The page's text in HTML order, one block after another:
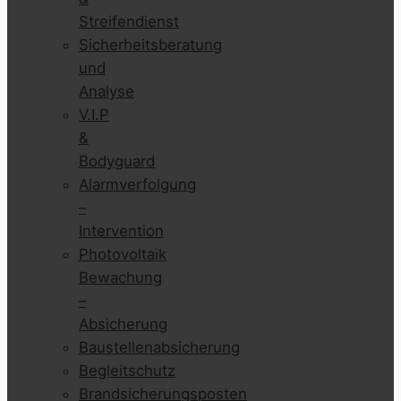
Streifendienst
Sicherheitsberatung
und
Analyse
V.I.P
&
Bodyguard
Alarmverfolgung
–
Intervention
Photovoltaik
Bewachung
–
Absicherung
Baustellenabsicherung
Begleitschutz
Brandsicherungsposten